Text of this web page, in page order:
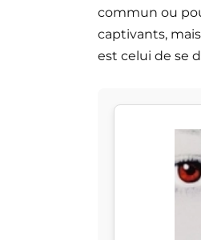
commun ou
captivants,
est celui de se